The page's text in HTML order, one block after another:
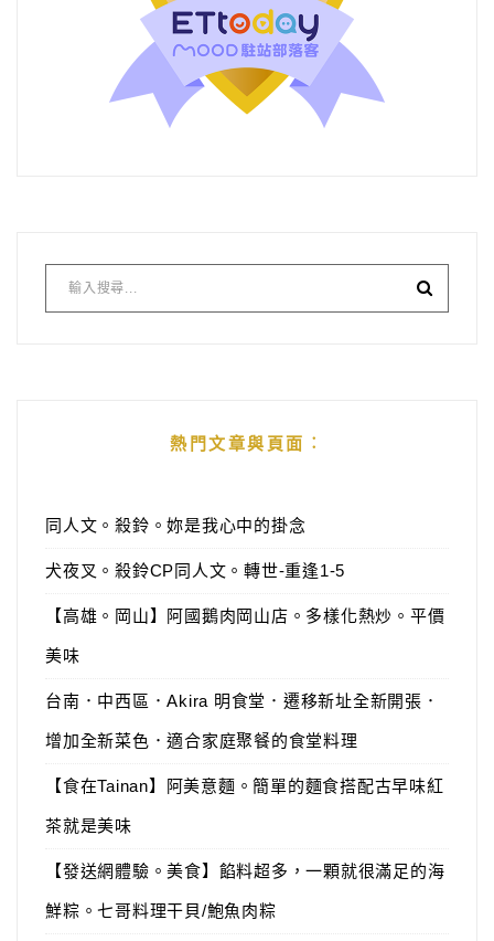
熱門文章與頁面︰
同人文。殺鈴。妳是我心中的掛念
犬夜叉。殺鈴CP同人文。轉世-重逢1-5
【高雄。岡山】阿國鵝肉岡山店。多樣化熱炒。平價
美味
台南．中西區．Akira 明食堂．遷移新址全新開張．
增加全新菜色．適合家庭聚餐的食堂料理
【食在Tainan】阿美意麵。簡單的麵食搭配古早味紅
茶就是美味
【發送網體驗。美食】餡料超多，一顆就很滿足的海
鮮粽。七哥料理干貝/鮑魚肉粽